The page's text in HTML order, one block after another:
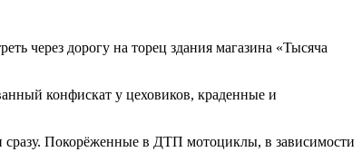
через дорогу на торец здания магазина «Тысяча
конфискат у цеховиков, краденные и
сразу. Покорёженные в ДТП мотоциклы, в зависимости